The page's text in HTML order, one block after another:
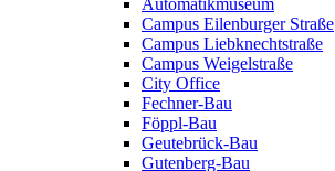
Automatikmuseum
Campus Eilenburger Straße
Campus Liebknechtstraße
Campus Weigelstraße
City Office
Fechner-Bau
Föppl-Bau
Geutebrück-Bau
Gutenberg-Bau